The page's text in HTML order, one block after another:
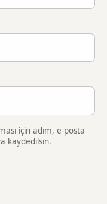
için adım, e-posta
kaydedilsin.